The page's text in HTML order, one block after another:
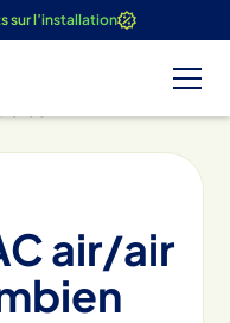
sur l’installation
air/air